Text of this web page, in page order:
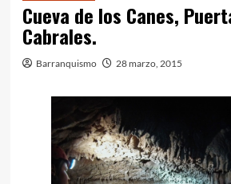
Cueva de los Canes,
Cabrales.
Barranquismo 28 marzo, 2015